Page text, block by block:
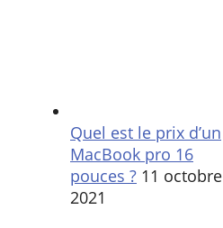
Quel est le prix d’un
MacBook pro 16
pouces ? 11 octobre
2021